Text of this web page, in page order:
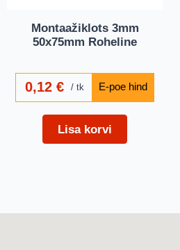
Montaažiklots 3mm
50x75mm Roheline
0,12€ tk
Lisa korvi